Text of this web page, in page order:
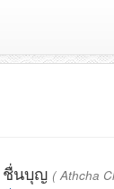
ชื่นบุญ ( Athcha